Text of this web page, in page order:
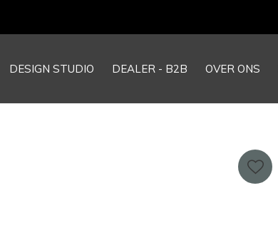
DESIGN STUDIO DEALER - B2B OVER ONS